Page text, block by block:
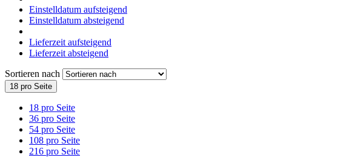
Einstelldatum aufsteigend
Einstelldatum absteigend
Lieferzeit aufsteigend
Lieferzeit absteigend
Sortieren nach
18 pro Seite
18 pro Seite
36 pro Seite
54 pro Seite
108 pro Seite
216 pro Seite